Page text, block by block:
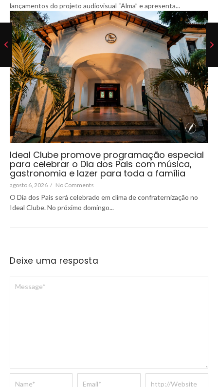
lançamentos do projeto audiovisual “Alma” e apresenta...
Ideal Clube promove programação especial
para celebrar o Dia dos Pais com música,
gastronomia e lazer para toda a família
agosto 6, 2026 / No Comments
O Dia dos Pais será celebrado em clima de confraternização no
Ideal Clube. No próximo domingo...
Deixe uma resposta